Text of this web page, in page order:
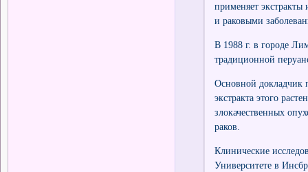
применяет
и раковыми
В 1988 г. в городе
традиционной
Основной докладчик
экстракта этого
злокачественных
раков.
Клинические
Университете в